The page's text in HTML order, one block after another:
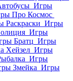
Игры
Про Космос
Раскраски Игры
Игры
Братц Игры
Хейзел Игры
Игры
Змейка Игры